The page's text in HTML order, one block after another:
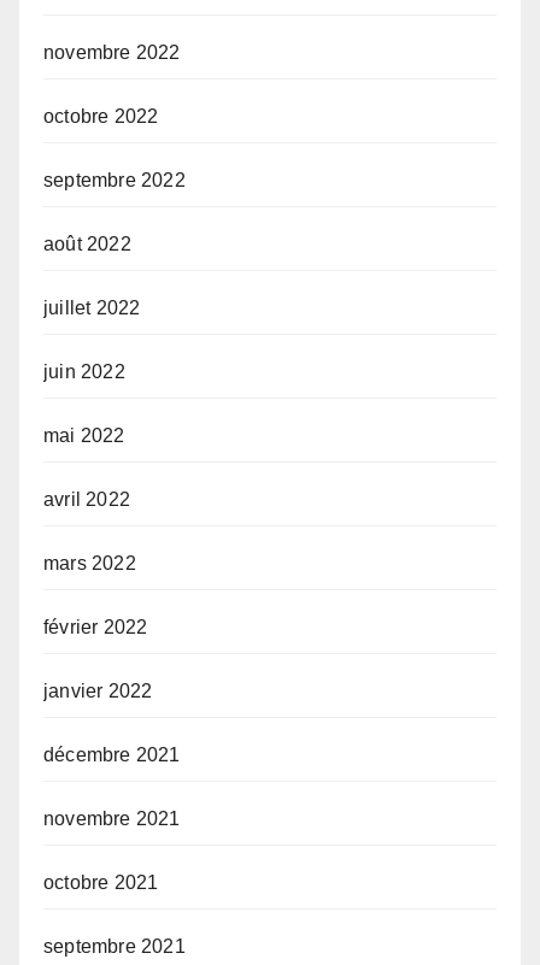
novembre 2022
octobre 2022
septembre 2022
août 2022
juillet 2022
juin 2022
mai 2022
avril 2022
mars 2022
février 2022
janvier 2022
décembre 2021
novembre 2021
octobre 2021
septembre 2021